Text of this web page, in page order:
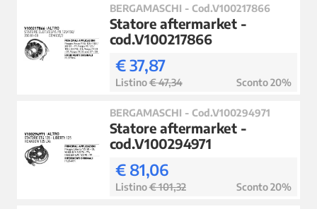
BERGAMASCHI - Cod.V100217866
Statore aftermarket -
cod.V100217866
€ 37,87
Listino€ 47,34 Sconto 20%
BERGAMASCHI - Cod.V100294971
Statore aftermarket -
cod.V100294971
€ 81,06
Listino€ 101,32 Sconto 20%